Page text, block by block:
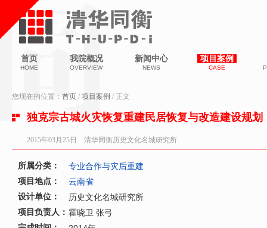
首页
HOME
我院概况
OVERVIEW
新闻中心
NEWS
项目案例
CASE
您现在的位置： 首页 / 项目案例 / 正文
独克宗古城火灾恢复重建民居恢复与改造建设规划
2015年03月25日 清华同衡历史文化名城研究所
所属分类： 专业合作与灾后重建
项目地点： 云南省
设计单位： 历史文化名城研究所
项目负责人： 霍晓卫 张弓